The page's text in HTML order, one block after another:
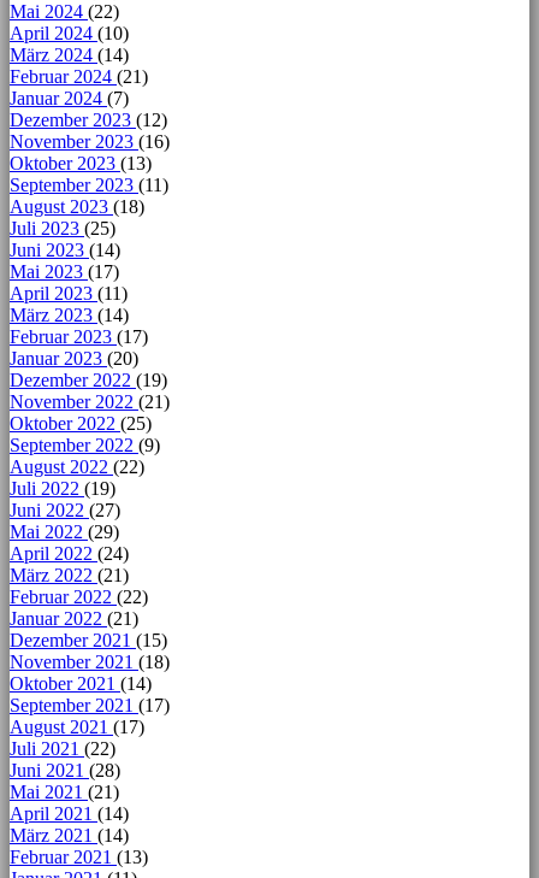
Mai 2024 (22)
April 2024 (10)
März 2024 (14)
Februar 2024 (21)
Januar 2024 (7)
Dezember 2023 (12)
November 2023 (16)
Oktober 2023 (13)
September 2023 (11)
August 2023 (18)
Juli 2023 (25)
Juni 2023 (14)
Mai 2023 (17)
April 2023 (11)
März 2023 (14)
Februar 2023 (17)
Januar 2023 (20)
Dezember 2022 (19)
November 2022 (21)
Oktober 2022 (25)
September 2022 (9)
August 2022 (22)
Juli 2022 (19)
Juni 2022 (27)
Mai 2022 (29)
April 2022 (24)
März 2022 (21)
Februar 2022 (22)
Januar 2022 (21)
Dezember 2021 (15)
November 2021 (18)
Oktober 2021 (14)
September 2021 (17)
August 2021 (17)
Juli 2021 (22)
Juni 2021 (28)
Mai 2021 (21)
April 2021 (14)
März 2021 (14)
Februar 2021 (13)